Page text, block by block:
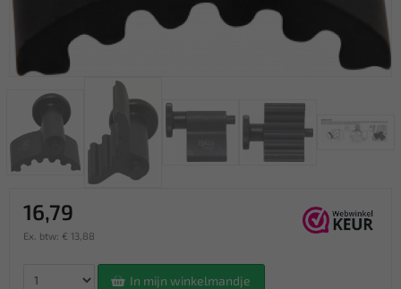
16,79
Ex. btw: € 13,88
In mijn winkelmandje